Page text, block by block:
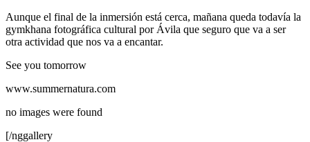
Aunque el final de la inmersión está cerca, mañana queda todavía la
gymkhana fotográfica cultural por Ávila que seguro que va a ser
otra actividad que nos va a encantar.
See you tomorrow
www.summernatura.com
no images were found
[/nggallery